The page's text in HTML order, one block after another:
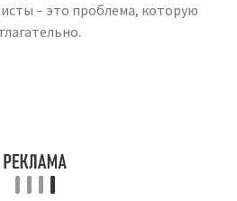
– это проблема, которую